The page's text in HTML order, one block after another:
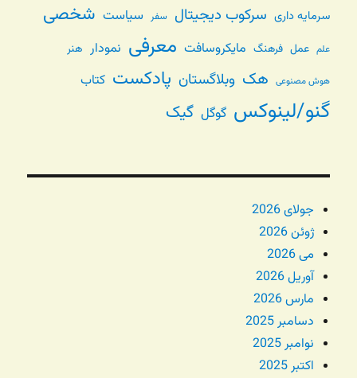
سرمایه داری سرکوب دیجیتال سفر سیاست شخصی
علم عمل فرهنگ مایکروسافت معرفی نمودار هنر
هوش مصنوعی هک وبلاگستان پادکست کتاب
گنو/لینوکس گوگل گیک
جولای 2026
ژوئن 2026
می 2026
آوریل 2026
مارس 2026
دسامبر 2025
نوامبر 2025
اکتبر 2025